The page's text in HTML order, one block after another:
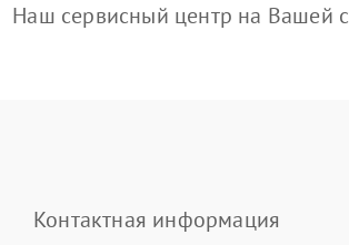
Наш сервисный центр на Вашей
Контактная информация